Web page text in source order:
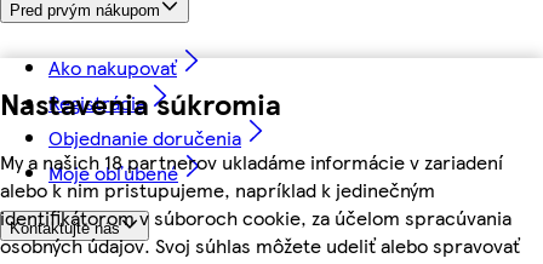
Nastavenia súkromia
My a našich 18 partnerov ukladáme informácie v zariadení
alebo k nim pristupujeme, napríklad k jedinečným
identifikátorom v súboroch cookie, za účelom spracúvania
osobných údajov. Svoj súhlas môžete udeliť alebo spravovať
Pred prvým nákupom
Ako nakupovať
Registrácia
Objednanie doručenia
Moje obľúbené
Kontaktujte nás